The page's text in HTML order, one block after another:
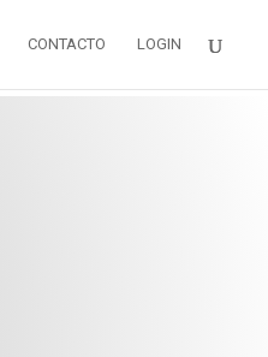
CONTACTO LOGIN